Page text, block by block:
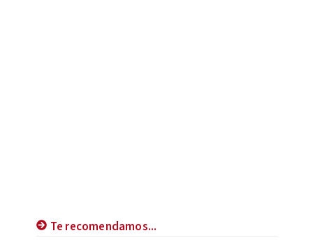
Te recomendamos...